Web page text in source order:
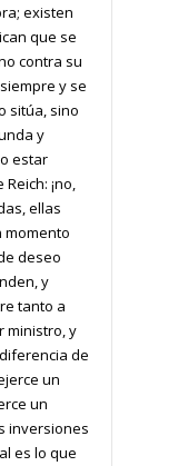
existen
que se
contra su
y se
sitúa, sino
y
estar
¡no,
ellas
momento
deseo
y
tanto a
ministro, y
de
un
un
inversiones
es lo que